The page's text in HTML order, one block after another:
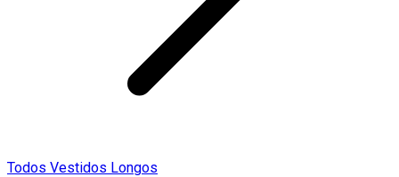
Todos Vestidos Longos